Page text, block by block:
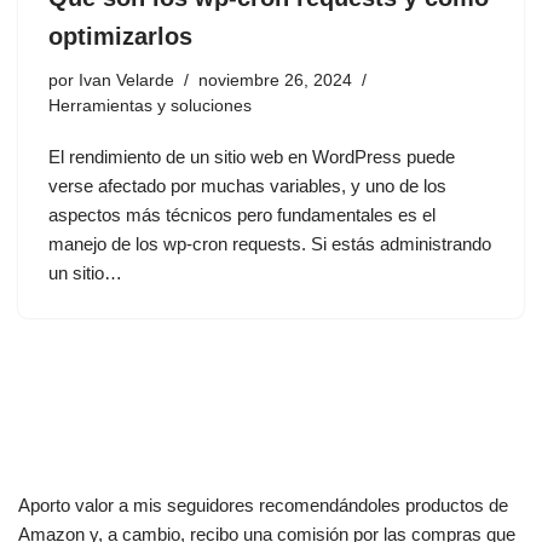
optimizarlos
por Ivan Velarde
noviembre 26, 2024
Herramientas y soluciones
El rendimiento de un sitio web en WordPress puede
verse afectado por muchas variables, y uno de los
aspectos más técnicos pero fundamentales es el
manejo de los wp-cron requests. Si estás administrando
un sitio…
Aporto valor a mis seguidores recomendándoles productos de
Amazon y, a cambio, recibo una comisión por las compras que